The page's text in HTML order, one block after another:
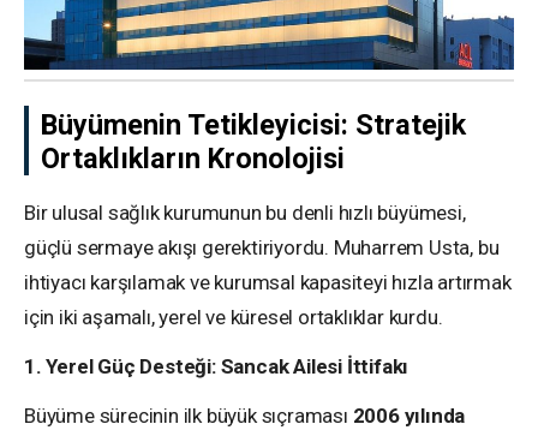
Büyümenin Tetikleyicisi: Stratejik
Ortaklıkların Kronolojisi
Bir ulusal sağlık kurumunun bu denli hızlı büyümesi,
güçlü sermaye akışı gerektiriyordu. Muharrem Usta, bu
ihtiyacı karşılamak ve kurumsal kapasiteyi hızla artırmak
için iki aşamalı, yerel ve küresel ortaklıklar kurdu.
1. Yerel Güç Desteği: Sancak Ailesi İttifakı
Büyüme sürecinin ilk büyük sıçraması 2006 yılında